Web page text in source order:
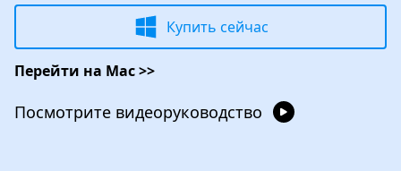
Купить сейчас
Перейти на Mac >>
Посмотрите видеоруководство